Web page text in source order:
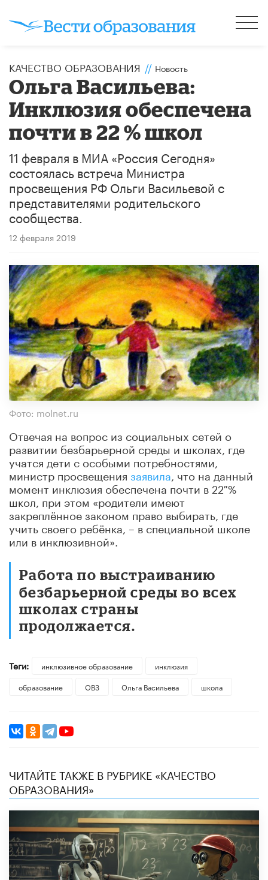
КАЧЕСТВО ОБРАЗОВАНИЯ // Новость
Ольга Васильева:
Инклюзия обеспечена
почти в 22 % школ
11 февраля в МИА «Россия Сегодня»
состоялась встреча Министра
просвещения РФ Ольги Васильевой с
представителями родительского
сообщества.
12 февраля 2019
Фото: molnet.ru
Отвечая на вопрос из социальных сетей о
развитии безбарьерной среды и школах, где
учатся дети с особыми потребностями,
министр просвещения заявила , что на данный
момент инклюзия обеспечена почти в 22 %
школ, при этом «родители имеют
закреплённое законом право выбирать, где
учить своего ребёнка, – в специальной школе
или в инклюзивной».
Работа по выстраиванию
безбарьерной среды во всех
школах страны
продолжается.
Теги: инклюзивное образование
инклюзия
образование
ОВЗ Ольга Васильева школа
ЧИТАЙТЕ ТАКЖЕ В РУБРИКЕ «КАЧЕСТВО
ОБРАЗОВАНИЯ»